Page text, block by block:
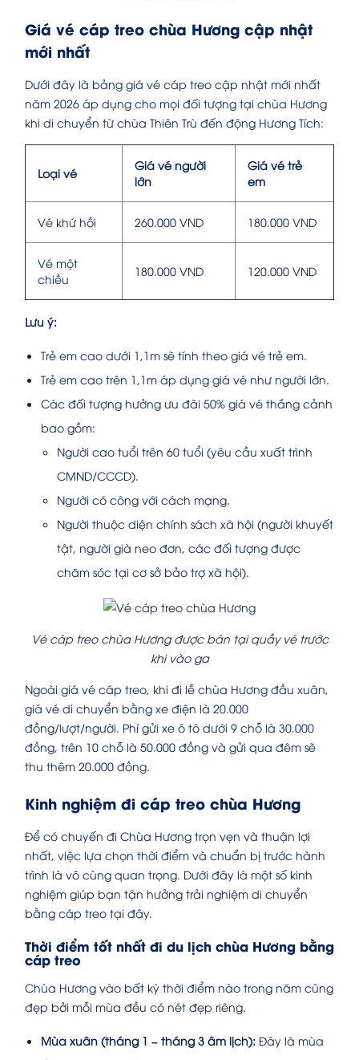
Giá vé cáp treo chùa Hương cập nhật
mới nhất
Dưới đây là bảng giá vé cáp treo cập nhật mới nhất
năm 2026 áp dụng cho mọi đối tượng tại chùa Hương
khi di chuyển từ chùa Thiên Trù đến động Hương Tích:
Loại vé
Giá vé người
lớn
Giá vé trẻ
em
Vé khứ hồi 260.000 VND 180.000 VND
Vé một
chiều
180.000 VND 120.000 VND
Lưu ý:
Trẻ em cao dưới 1,1m sẽ tính theo giá vé trẻ em.
Trẻ em cao trên 1,1m áp dụng giá vé như người lớn.
Các đối tượng hưởng ưu đãi 50% giá vé thắng cảnh
bao gồm:
Người cao tuổi trên 60 tuổi (yêu cầu xuất trình
CMND/CCCD).
Người có công với cách mạng.
Người thuộc diện chính sách xã hội (người khuyết
tật, người già neo đơn, các đối tượng được
chăm sóc tại cơ sở bảo trợ xã hội).
Vé cáp treo chùa Hương được bán tại quầy vé trước
khi vào ga
Ngoài giá vé cáp treo, khi đi lễ chùa Hương đầu xuân,
giá vé di chuyển bằng xe điện là 20.000
đồng/lượt/người. Phí gửi xe ô tô dưới 9 chỗ là 30.000
đồng, trên 10 chỗ là 50.000 đồng và gửi qua đêm sẽ
thu thêm 20.000 đồng.
Kinh nghiệm đi cáp treo chùa Hương
Để có chuyến đi Chùa Hương trọn vẹn và thuận lợi
nhất, việc lựa chọn thời điểm và chuẩn bị trước hành
trình là vô cùng quan trọng. Dưới đây là một số kinh
nghiệm giúp bạn tận hưởng trải nghiệm di chuyển
bằng cáp treo tại đây.
Thời điểm tốt nhất đi du lịch chùa Hương bằng
cáp treo
Chùa Hương vào bất kỳ thời điểm nào trong năm cũng
đẹp bởi mỗi mùa đều có nét đẹp riêng.
Mùa xuân (tháng 1 – tháng 3 âm lịch): Đây là mùa